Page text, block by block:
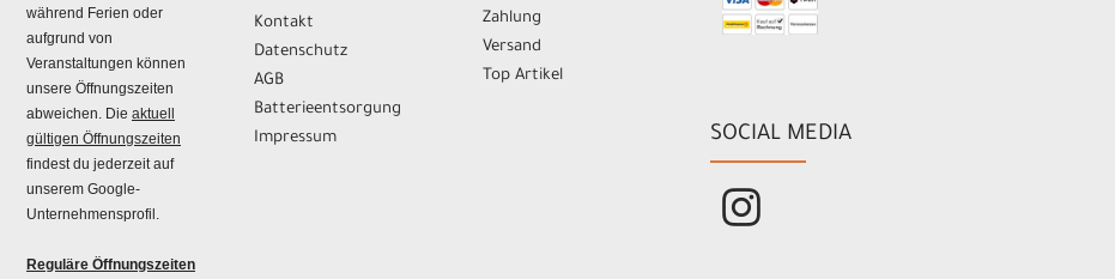
während Ferien oder
aufgrund von
Veranstaltungen können
unsere Öffnungszeiten
abweichen. Die aktuell
gültigen Öffnungszeiten
findest du jederzeit auf
unserem Google-
Unternehmensprofil.
Reguläre Öffnungszeiten
Kontakt
Datenschutz
AGB
Batterieentsorgung
Impressum
Zahlung
Versand
Top Artikel
SOCIAL MEDIA